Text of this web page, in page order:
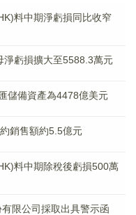
料中期淨虧損同比收窄
虧損擴大至5588.3萬元
儲備資產為4478億美元
銷售額約5.5億元
料中期除稅後虧損500萬
限公司採取出具警示函